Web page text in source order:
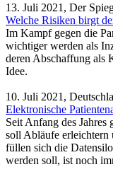
13. Juli 2021, Der
Welche Risiken birgt
Im Kampf gegen die
wichtiger werden als
deren Abschaffung als
Idee.
10. Juli 2021,
Elektronische
Seit Anfang des Jahres
soll Abläufe erleichtern
füllen sich die
werden soll, ist noch